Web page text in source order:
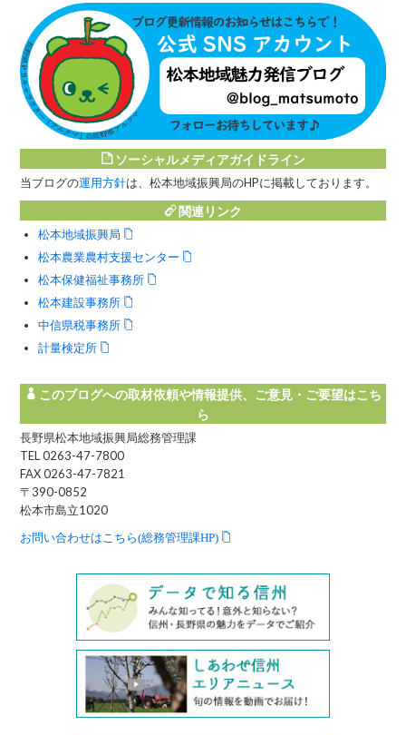
ソーシャルメディアガイドライン
当ブログの運用方針は、松本地域振興局のHPに掲載しております。
関連リンク
松本地域振興局
松本農業農村支援センター
松本保健福祉事務所
松本建設事務所
中信県税事務所
計量検定所
このブログへの取材依頼や情報提供、ご意見・ご要望はこち
ら
長野県松本地域振興局総務管理課
TEL 0263-47-7800
FAX 0263-47-7821
〒390-0852
松本市島立1020
お問い合わせはこちら(総務管理課HP)